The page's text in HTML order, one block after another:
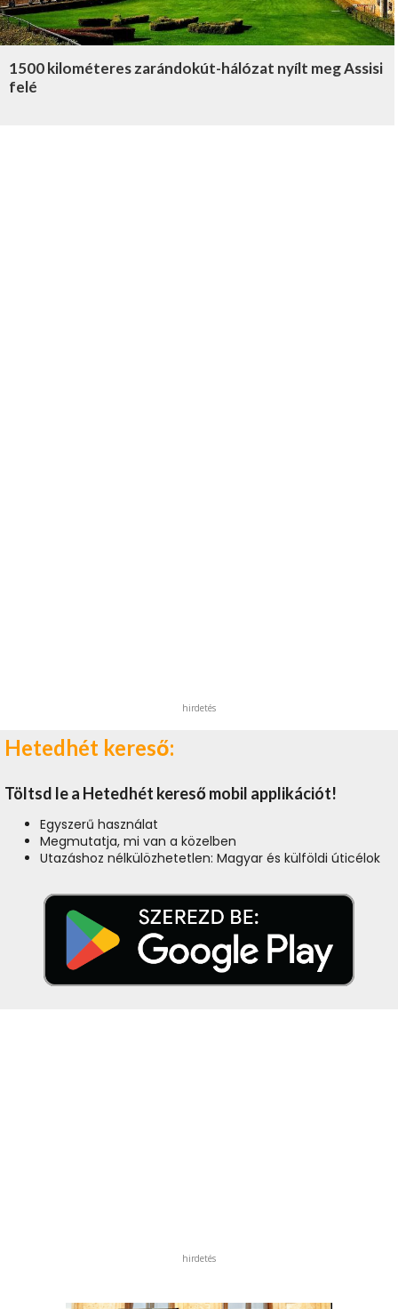
1500 kilométeres zarándokút-hálózat nyílt meg Assisi
felé
hirdetés
Hetedhét kereső:
Töltsd le a Hetedhét kereső mobil applikációt!
Egyszerű használat
Megmutatja, mi van a közelben
Utazáshoz nélkülözhetetlen: Magyar és külföldi úticélok
hirdetés